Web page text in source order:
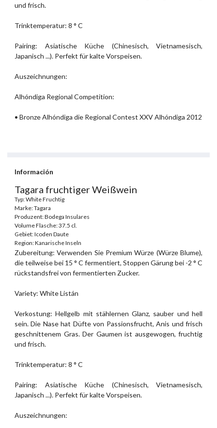
und frisch.
Trinktemperatur: 8 ° C
Pairing: Asiatische Küche (Chinesisch, Vietnamesisch,
Japanisch ...). Perfekt für kalte Vorspeisen.
Auszeichnungen:
Alhóndiga Regional Competition:
• Bronze Alhóndiga die Regional Contest XXV Alhóndiga 2012
Información
Tagara fruchtiger Weißwein
Typ: White Fruchtig
Marke: Tagara
Produzent: Bodega Insulares
Volume Flasche: 37.5 cl.
Gebiet: Icoden Daute
Region: Kanarische Inseln
Zubereitung: Verwenden Sie Premium Würze (Würze Blume),
die teilweise bei 15 ° C fermentiert, Stoppen Gärung bei -2 ° C
rückstandsfrei von fermentierten Zucker.
Variety: White Listán
Verkostung: Hellgelb mit stählernen Glanz, sauber und hell
sein. Die Nase hat Düfte von Passionsfrucht, Anis und frisch
geschnittenem Gras. Der Gaumen ist ausgewogen, fruchtig
und frisch.
Trinktemperatur: 8 ° C
Pairing: Asiatische Küche (Chinesisch, Vietnamesisch,
Japanisch ...). Perfekt für kalte Vorspeisen.
Auszeichnungen: